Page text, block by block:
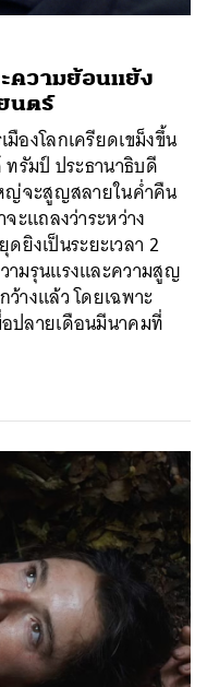
ความย้อนแย้ง
นตร์
องโลกเครียดเขม็งขึ้น
รัมป์ ประธานาธิบดี
ญ่จะสูญสลายในค่ำคืน
ะแถลงว่าระหว่าง
งเป็นระยะเวลา 2
ามรุนแรงและความสูญ
างแล้ว โดยเฉพาะ
ปลายเดือนมีนาคมที่